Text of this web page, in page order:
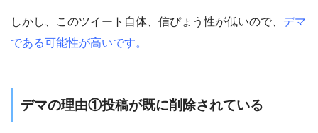
しかし、このツイート自体、信ぴょう性が低いので、 デマ
である可能性が高いです。
デマの理由①投稿が既に削除されている